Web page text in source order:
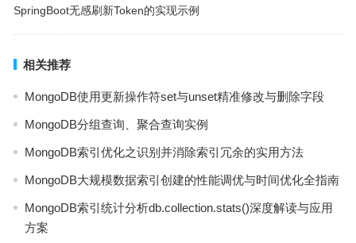
SpringBoot无感刷新Token的实现示例
相关推荐
MongoDB使用更新操作符set与unset精准修改与删除字段
MongoDB分组查询、聚合查询实例
MongoDB索引优化之识别并消除索引冗余的实用方法
MongoDB大规模数据索引创建的性能调优与时间优化全指南
MongoDB索引统计分析db.collection.stats()深度解读与应用
方案